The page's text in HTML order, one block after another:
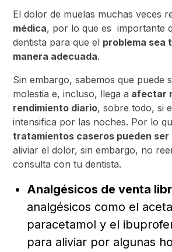
El dolor de muelas muchas veces
médica, por lo que es importante
dentista para que el problema sea
manera adecuada.
Sin embargo, sabemos que puede
molestia e, incluso, llega a afectar
rendimiento diario, sobre todo, si
intensifica por las noches. Por lo
tratamientos caseros pueden ser
aliviar el dolor, sin embargo, no
consulta con tu dentista.
Analgésicos de venta
analgésicos como el
paracetamol y el
para aliviar por algunas